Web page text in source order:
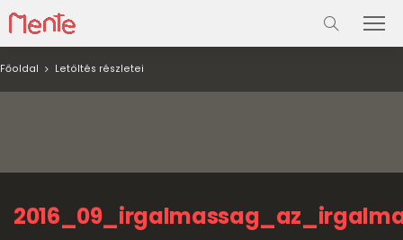
Főoldal Letöltés részletei